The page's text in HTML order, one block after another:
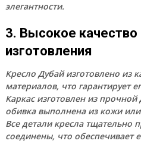
элегантности.
3. Высокое качество
изготовления
Кресло Дубай изготовлено из
материалов, что гарантирует
Каркас изготовлен из
обивка выполнена из кожи или
Все детали кресла тщательно
соединены, что обеспечивает